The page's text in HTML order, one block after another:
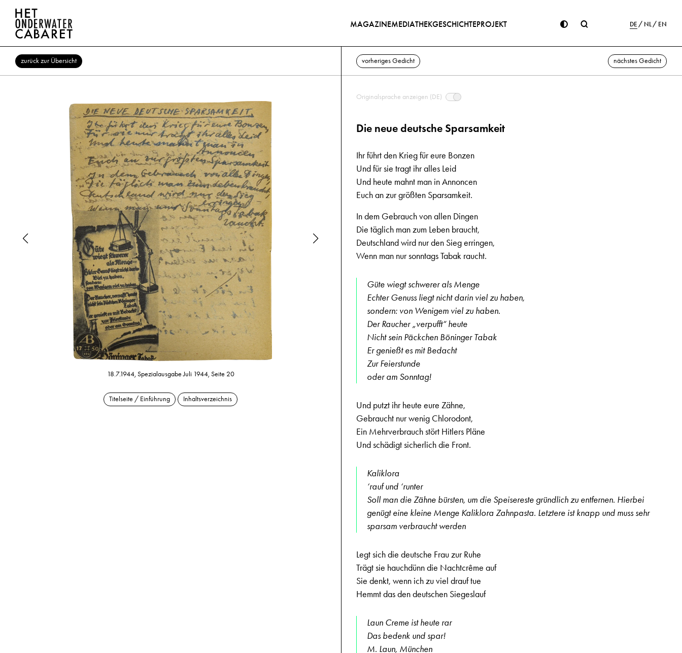
MAGAZINEMEDIATHEKGESCHICHTEPROJEKT DE NL EN
zurück zur Übersicht
18.7.1944, Spezialausgabe Juli 1944, Seite 20 18.7.1944, Spezialausgabe Juli 1944, Seite 21
Titelseite / Einführung Inhaltsverzeichnis
vorheriges Gedicht nächstes Gedicht
Originalsprache anzeigen (DE)
Die neue deutsche Sparsamkeit
Ihr führt den Krieg für eure Bonzen
Und für sie tragt ihr alles Leid
Und heute mahnt man in Annoncen
Euch an zur größten Sparsamkeit.
In dem Gebrauch von allen Dingen
Die täglich man zum Leben braucht,
Deutschland wird nur den Sieg erringen,
Wenn man nur sonntags Tabak raucht.
Güte wiegt schwerer als Menge
Echter Genuss liegt nicht darin viel zu haben,
sondern: von Wenigem viel zu haben.
Der Raucher „verpufft“ heute
Nicht sein Päckchen Böninger Tabak
Er genießt es mit Bedacht
Zur Feierstunde
oder am Sonntag!
Und putzt ihr heute eure Zähne,
Gebraucht nur wenig Chlorodont,
Ein Mehrverbrauch stört Hitlers Pläne
Und schädigt sicherlich die Front.
Kaliklora
‘rauf und ‘runter
Soll man die Zähne bürsten, um die Speisereste gründlich zu entfernen. Hierbei
genügt eine kleine Menge Kaliklora Zahnpasta. Letztere ist knapp und muss sehr
sparsam verbraucht werden
Legt sich die deutsche Frau zur Ruhe
Trägt sie hauchdünn die Nachtcrême auf
Sie denkt, wenn ich zu viel drauf tue
Hemmt das den deutschen Siegeslauf
Laun Creme ist heute rar
Das bedenk und spar!
M. Laun, München